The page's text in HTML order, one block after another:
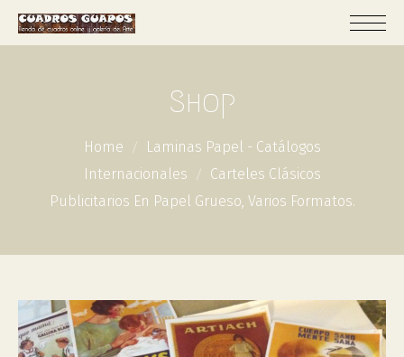
Shop
Home
Laminas Papel - Catálogos
Internacionales
Carteles Clásicos
Publicitarios En Papel Grueso, Varios Formatos.